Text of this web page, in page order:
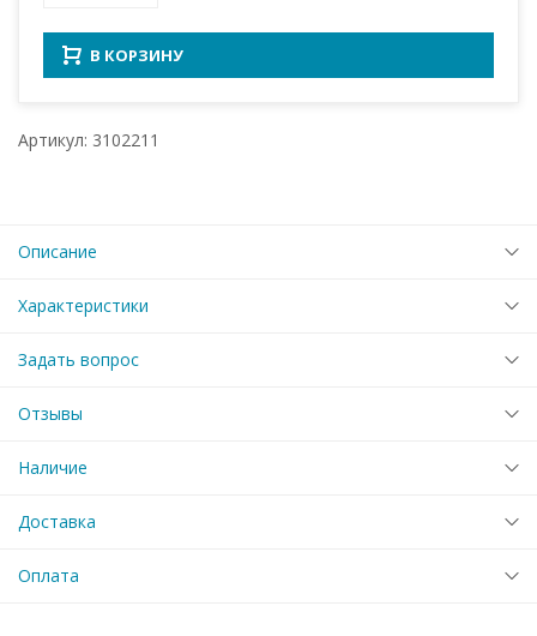
В КОРЗИНУ
Артикул: 3102211
Описание
Характеристики
Задать вопрос
Отзывы
Наличие
Доставка
Оплата